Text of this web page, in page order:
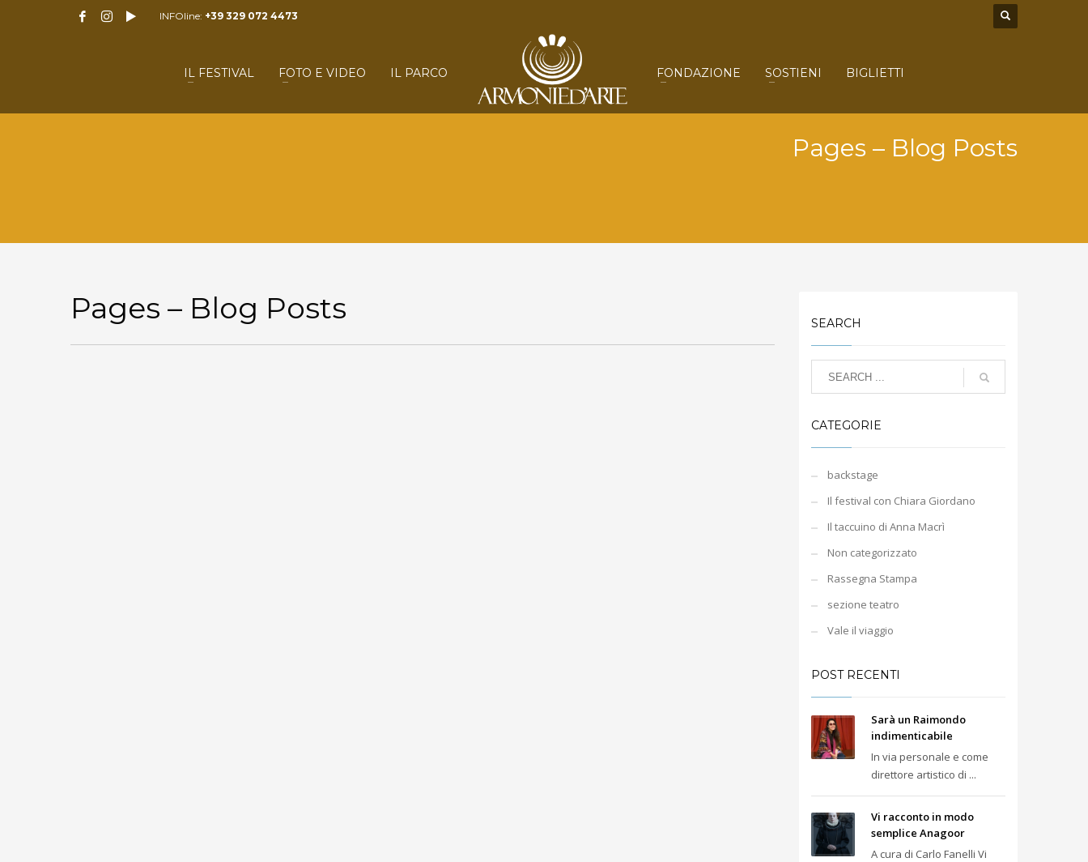
INFOline: +39 329 072 4473
IL FESTIVAL FOTO E VIDEO IL PARCO FONDAZIONE SOSTIENI BIGLIETTI
Pages – Blog Posts
Pages – Blog Posts SEARCH
CATEGORIE
backstage
Il festival con Chiara Giordano
Il taccuino di Anna Macrì
Non categorizzato
Rassegna Stampa
sezione teatro
Vale il viaggio
POST RECENTI
Sarà un Raimondo
indimenticabile
In via personale e come
direttore artistico di ...
Vi racconto in modo
semplice Anagoor
A cura di Carlo Fanelli Vi